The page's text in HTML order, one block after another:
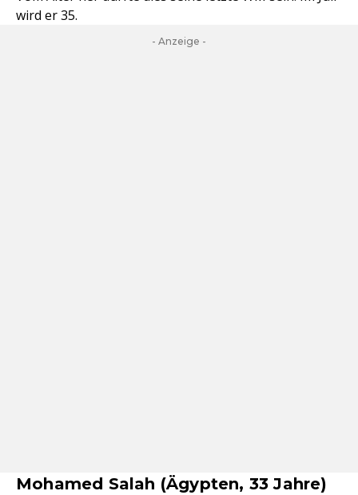
wird er 35.
- Anzeige -
Mohamed Salah (Ägypten, 33 Jahre)